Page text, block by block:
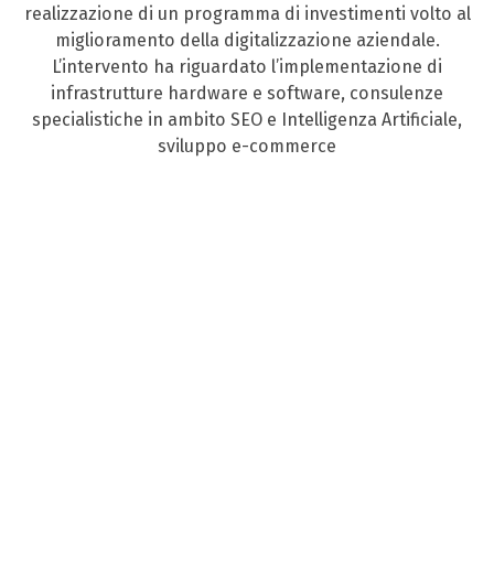
realizzazione di un programma di investimenti volto al
miglioramento della digitalizzazione aziendale.
L’intervento ha riguardato l’implementazione di
infrastrutture hardware e software, consulenze
specialistiche in ambito SEO e Intelligenza Artificiale,
sviluppo e-commerce